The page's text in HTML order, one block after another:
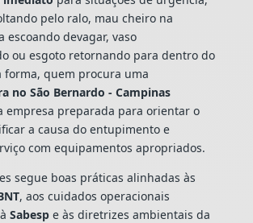
pelo ralo, mau cheiro na
escoando devagar, vaso
ou esgoto retornando para dentro do
forma, quem procura uma
no São Bernardo - Campinas
empresa preparada para orientar o
a causa do entupimento e
com equipamentos apropriados.
segue boas práticas alinhadas às
, aos cuidados operacionais
Sabespe às diretrizes ambientais da